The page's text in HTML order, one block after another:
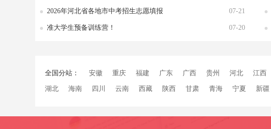
2026年河北省各地市中考招生志愿填报 07-21
准大学生预备训练营！ 07-20
全国分站： 安徽 重庆 福建 广东 广西 贵州 河北 江西
湖北 海南 四川 云南 西藏 陕西 甘肃 青海 宁夏 新疆